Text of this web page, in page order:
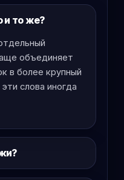
и то же?
объединяет
в более крупный
слова иногда